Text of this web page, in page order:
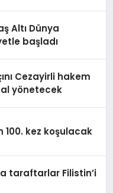
Altı Dünya
başladı
Cezayirli hakem
yönetecek
100. kez koşulacak
taraftarlar Filistin’i